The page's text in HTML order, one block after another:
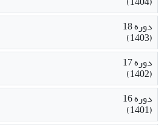
دوره 18
(1403)
دوره 17
(1402)
دوره 16
(1401)